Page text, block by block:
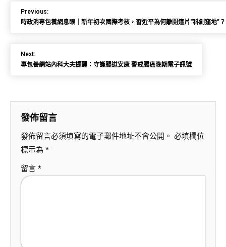
Previous:
時政消專包養網息眼｜新年初次國際考核，習近平為何離開這片“科創窪地”？
Next:
專包養網站內科大夫提醒：守護腸道安康 警戒腸癌晚期電子訊號
發佈留言
發佈留言必須填寫的電子郵件地址不會公開。 必填欄位
標示為 *
留言 *